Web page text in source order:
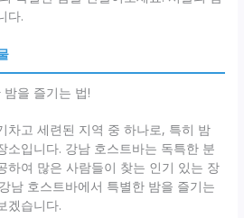
다.
을 즐기는 법!
차고 세련된 지역 중 하나로, 특히 밤
소입니다. 강남 호스트바는 독특한 분
하여 많은 사람들이 찾는 인기 있는 장
남 호스트바에서 특별한 밤을 즐기는
겠습니다.